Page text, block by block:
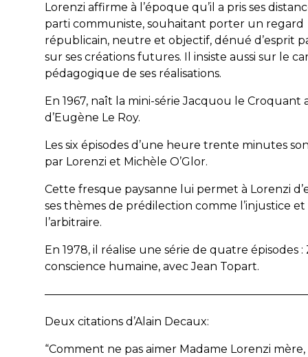
Lorenzi affirme à l’époque qu’il a pris ses
parti communiste, souhaitant porter un regard
républicain, neutre et objectif, dénué d’esprit
sur ses créations futures. Il insiste aussi sur le
pédagogique de ses réalisations.
En 1967, naît la mini-série Jacquou le Croquant
d’Eugène Le Roy.
Les six épisodes d’une heure trente minutes
par Lorenzi et Michèle O’Glor.
Cette fresque paysanne lui permet à Lorenzi
ses thèmes de prédilection comme l’injustice et
l’arbitraire.
En 1978, il réalise une série de quatre épisodes :
conscience humaine, avec Jean Topart.
Deux citations d’Alain Decaux:
“Comment ne pas aimer Madame Lorenzi mère,